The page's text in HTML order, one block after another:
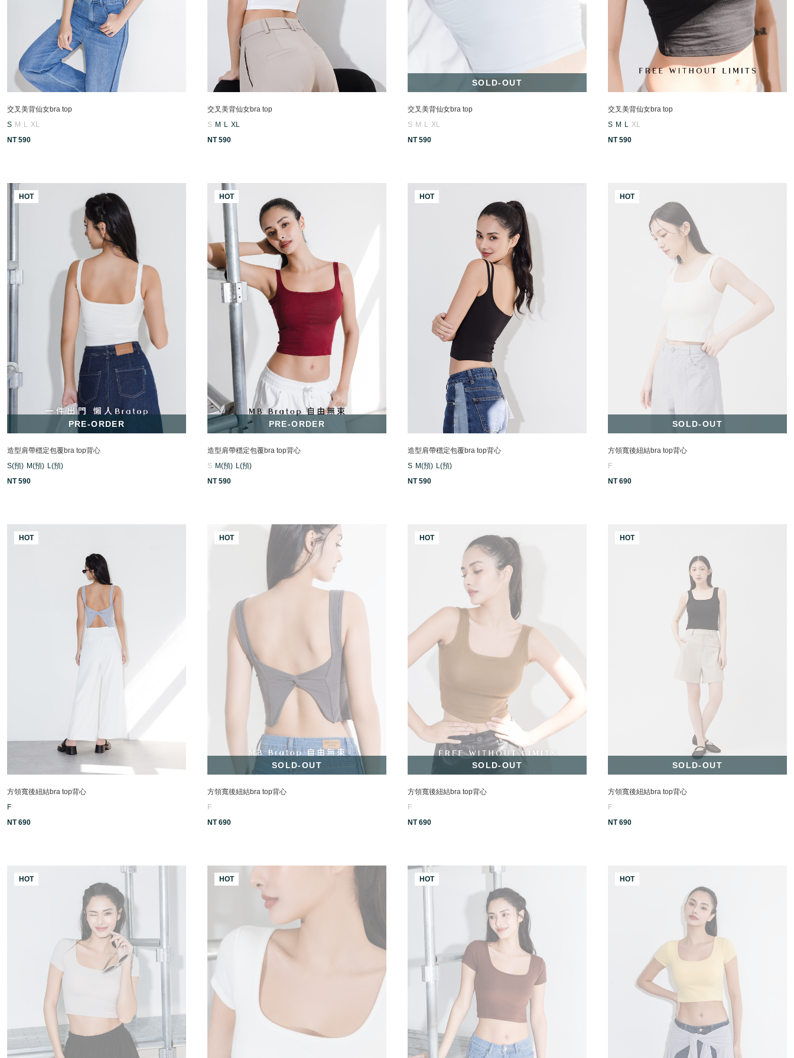
交叉美背仙女bra top
S M L
XL
NT 590
交叉美背仙女bra top
S M L
XL
NT 590
SOLD-OUT
交叉美背仙女bra top
S M L
XL
NT 590
交叉美背仙女bra top
S M L
XL
NT 590
PRE-ORDER
HOT
造型肩帶穩定包覆bra top背心
S(預) M(預) L(預)
NT 590
PRE-ORDER
HOT
造型肩帶穩定包覆bra top背心
S M(預) L(預)
NT 590
HOT
造型肩帶穩定包覆bra top背心
S M(預) L(預)
NT 590
SOLD-OUT
HOT
方領寬後紐結bra top背心
F
NT 690
HOT
方領寬後紐結bra top背心
F
NT 690
SOLD-OUT
HOT
方領寬後紐結bra top背心
F
NT 690
SOLD-OUT
HOT
方領寬後紐結bra top背心
F
NT 690
SOLD-OUT
HOT
方領寬後紐結bra top背心
F
NT 690
HOT HOT HOT HOT